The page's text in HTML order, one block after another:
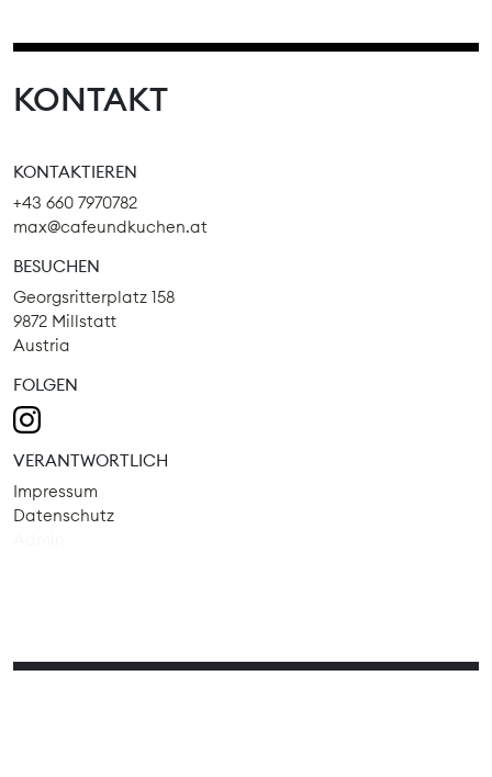
KONTAKT
KONTAKTIEREN
+43 660 7970782
max@cafeundkuchen.at
BESUCHEN
Georgsritterplatz 158
9872 Millstatt
Austria
FOLGEN
VERANTWORTLICH
Impressum
Datenschutz